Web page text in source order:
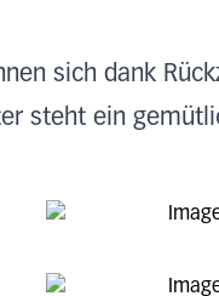
sich dank
steht ein